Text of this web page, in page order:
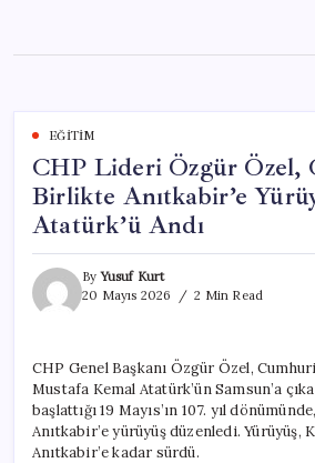
content
EĞITIM
CHP Lideri Özgür Özel,
Birlikte Anıtkabir’e
Atatürk’ü Andı
ByYusuf Kurt
20 Mayıs 2026
2 Min Read
CHP Genel Başkanı Özgür Özel,
Mustafa Kemal Atatürk’ün Samsun’a
başlattığı 19 Mayıs’ın 107. yıl
Anıtkabir’e yürüyüş düzenledi. Yürüyüş,
Anıtkabir’e kadar sürdü.